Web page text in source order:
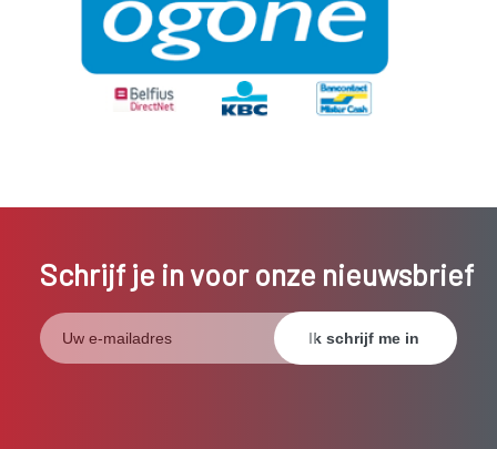
Schrijf je in voor onze nieuwsbrief